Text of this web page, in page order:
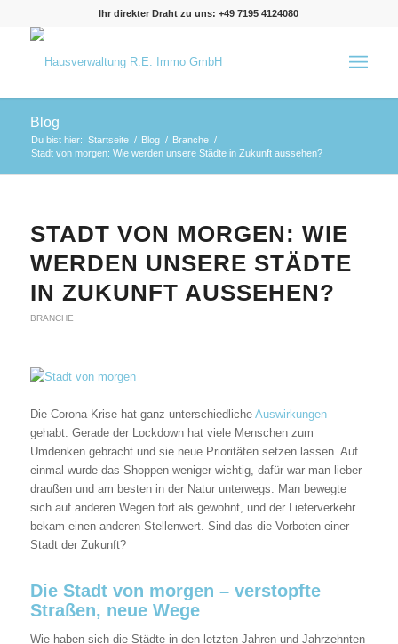
Ihr direkter Draht zu uns: +49 7195 4124080
Blog
Du bist hier: Startseite / Blog / Branche /
Stadt von morgen: Wie werden unsere Städte in Zukunft aussehen?
STADT VON MORGEN: WIE
WERDEN UNSERE STÄDTE
IN ZUKUNFT AUSSEHEN?
BRANCHE
Die Corona-Krise hat ganz unterschiedliche Auswirkungen
gehabt. Gerade der Lockdown hat viele Menschen zum
Umdenken gebracht und sie neue Prioritäten setzen lassen. Auf
einmal wurde das Shoppen weniger wichtig, dafür war man lieber
draußen und am besten in der Natur unterwegs. Man bewegte
sich auf anderen Wegen fort als gewohnt, und der Lieferverkehr
bekam einen anderen Stellenwert. Sind das die Vorboten einer
Stadt der Zukunft?
Die Stadt von morgen – verstopfte
Straßen, neue Wege
Wie haben sich die Städte in den letzten Jahren und Jahrzehnten